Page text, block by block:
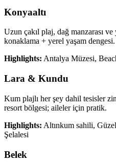
Konyaaltı
Uzun çakıl plaj, dağ manzarası
konaklama + yerel yaşam dengesi.
Highlights: Antalya Müzesi,
Lara & Kundu
Kum plajlı her şey dahil tesisler
resort bölgesi; aileler için pratik.
Highlights: Altınkum sahili,
Şelalesi
Belek